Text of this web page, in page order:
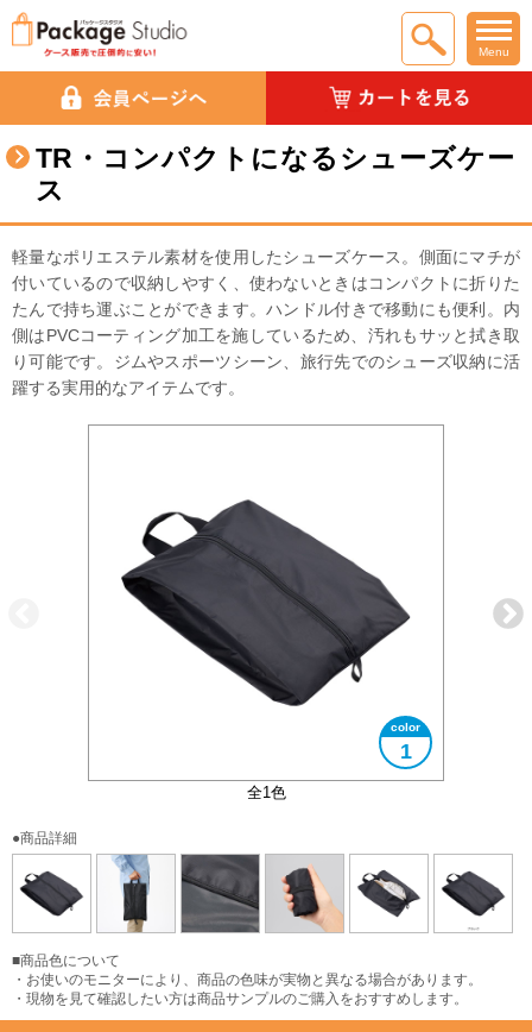
Menu
TR・コンパクトになるシューズケー
ス
軽量なポリエステル素材を使用したシューズケース。側面にマチが
付いているので収納しやすく、使わないときはコンパクトに折りた
たんで持ち運ぶことができます。ハンドル付きで移動にも便利。内
側はPVCコーティング加工を施しているため、汚れもサッと拭き取
り可能です。ジムやスポーツシーン、旅行先でのシューズ収納に活
躍する実用的なアイテムです。
全1色
1
大きさイメージ
内側PVCコーティング
コンパクトになります
使用イメージ
●商品詳細
■商品色について
・お使いのモニターにより、商品の色味が実物と異なる場合があります。
・現物を見て確認したい方は商品サンプルのご購入をおすすめします。